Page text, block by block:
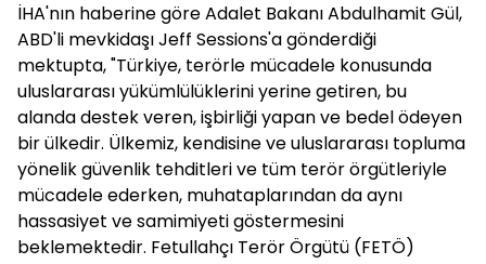
İHA'nın haberine göre Adalet Bakanı Abdulhamit Gül,
ABD'li mevkidaşı Jeff Sessions'a gönderdiği
mektupta, "Türkiye, terörle mücadele konusunda
uluslararası yükümlülüklerini yerine getiren, bu
alanda destek veren, işbirliği yapan ve bedel ödeyen
bir ülkedir. Ülkemiz, kendisine ve uluslararası topluma
yönelik güvenlik tehditleri ve tüm terör örgütleriyle
mücadele ederken, muhataplarından da aynı
hassasiyet ve samimiyeti göstermesini
beklemektedir. Fetullahçı Terör Örgütü (FETÖ)